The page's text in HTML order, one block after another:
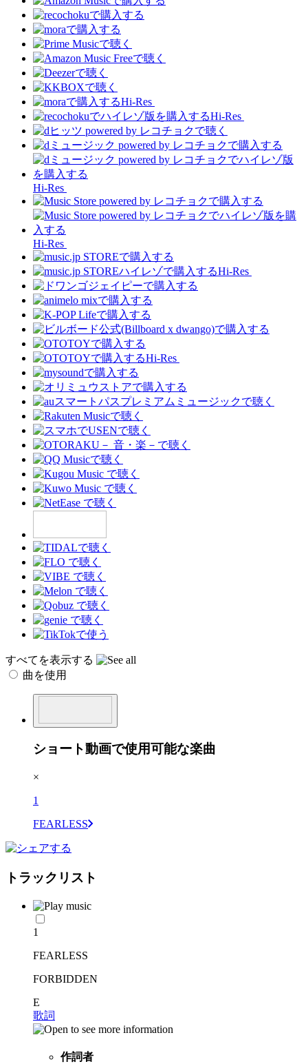
Hi-Res
Hi-Res
Hi-Res
Hi-Res
Hi-Res
Hi-Res
すべてを表示する
曲を使用
ショート動画で使用可能な楽曲
×
1
FEARLESS
トラックリスト
1
FEARLESS
FORBIDDEN
E
歌詞
作詞者